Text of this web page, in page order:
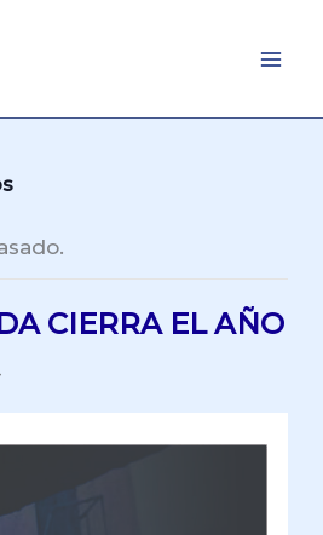
CIERRA EL AÑO